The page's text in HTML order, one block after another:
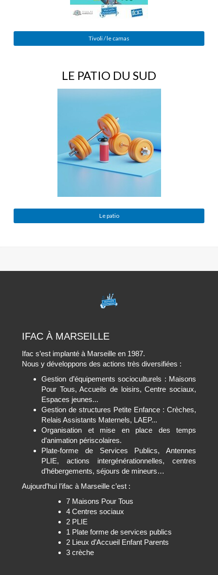
Tivoli / le camas
LE PATIO DU SUD
Le patio
MARSEILLE
ANIMATION
IFAC À MARSEILLE
Ifac s’est implanté à Marseille en 1987.
Nous y développons des actions très diversifiées :
Gestion d’équipements socioculturels : Maisons
Pour Tous, Accueils de loisirs, Centre sociaux,
Espaces jeunes...
Gestion de structures Petite Enfance : Crèches,
Relais Assistants Maternels, LAEP...
Organisation et mise en place des temps
d’animation périscolaires.
Plate-forme de Services Publics, Antennes
PLIE, actions intergénérationnelles, centres
d’hébergements, séjours de mineurs…
Aujourd’hui l’ifac à Marseille c’est :
7 Maisons Pour Tous
4 Centres sociaux
2 PLIE
1 Plate forme de services publics
2 Lieux d’Accueil Enfant Parents
3 crèche